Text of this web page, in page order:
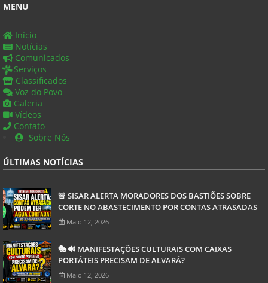
MENU
Início
Notícias
Comunicados
Serviços
Classificados
Voz do Povo
Galeria
Vídeos
Contato
Sobre Nós
ÚLTIMAS NOTÍCIAS
🚨 SISAR ALERTA MORADORES DOS BASTIÕES SOBRE
CORTE NO ABASTECIMENTO POR CONTAS ATRASADAS
Maio 12, 2026
🎭🔊 MANIFESTAÇÕES CULTURAIS COM CAIXAS
PORTÁTEIS PRECISAM DE ALVARÁ?
Maio 12, 2026